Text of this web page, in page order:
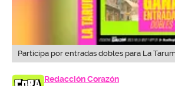
Participa por entradas dobles para La
Redacción Corazón